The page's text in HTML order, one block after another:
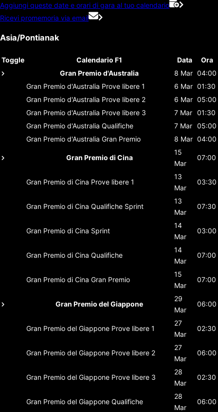
Aggiungi queste date e orari di gara al tuo calendario
Ricevi promemoria via email
Asia/Pontianak
Toggle Calendario F1 Data
Ora
Gran Premio d'Australia
8 Mar 04:00
Gran Premio d'Australia Prove libere 1 6 Mar 01:30
Gran Premio d'Australia Prove libere 2 6 Mar 05:00
Gran Premio d'Australia Prove libere 3 7 Mar 01:30
Gran Premio d'Australia Qualifiche 7 Mar 05:00
Gran Premio d'Australia Gran Premio 8 Mar 04:00
Gran Premio di Cina
15
Mar
07:00
Gran Premio di Cina Prove libere 1
13
Mar
03:30
Gran Premio di Cina Qualifiche Sprint
13
Mar
07:30
Gran Premio di Cina Sprint
14
Mar
03:00
Gran Premio di Cina Qualifiche
14
Mar
07:00
Gran Premio di Cina Gran Premio
15
Mar
07:00
Gran Premio del Giappone
29
Mar
06:00
Gran Premio del Giappone Prove libere 1
27
Mar
02:30
Gran Premio del Giappone Prove libere 2
27
Mar
06:00
Gran Premio del Giappone Prove libere 3
28
Mar
02:30
Gran Premio del Giappone Qualifiche
28
Mar
06:00